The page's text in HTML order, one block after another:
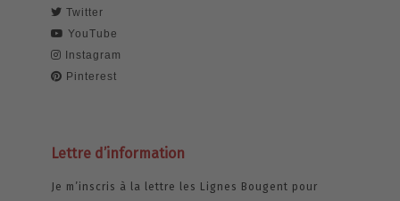
Twitter
YouTube
Instagram
Pinterest
Lettre d’information
Je m’inscris à la lettre les Lignes Bougent pour